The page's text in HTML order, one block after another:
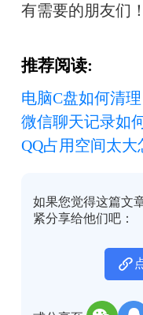
有需要的朋友们！
推荐阅读:
电脑C盘如何清
微信聊天记录如
QQ占用空间太大
如果您觉得这篇文
紧分享给他们吧：